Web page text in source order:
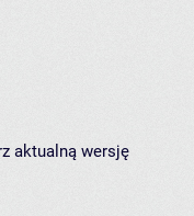
aktualną wersję